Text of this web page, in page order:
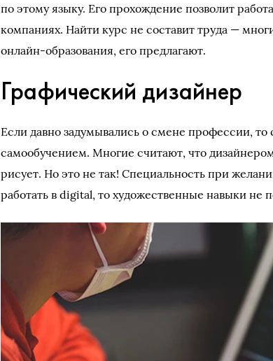
по этому языку. Его прохождение позволит
компаниях. Найти курс не составит труда —
онлайн-образования, его предлагают.
Графический дизайнер
Если давно задумывались о смене профессии, то
самообучением. Многие считают, что
рисует. Но это не так! Специальность при
работать в digital, то художественные навыки не